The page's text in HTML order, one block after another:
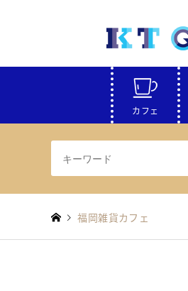
カフェ
福岡雑貨カフェ